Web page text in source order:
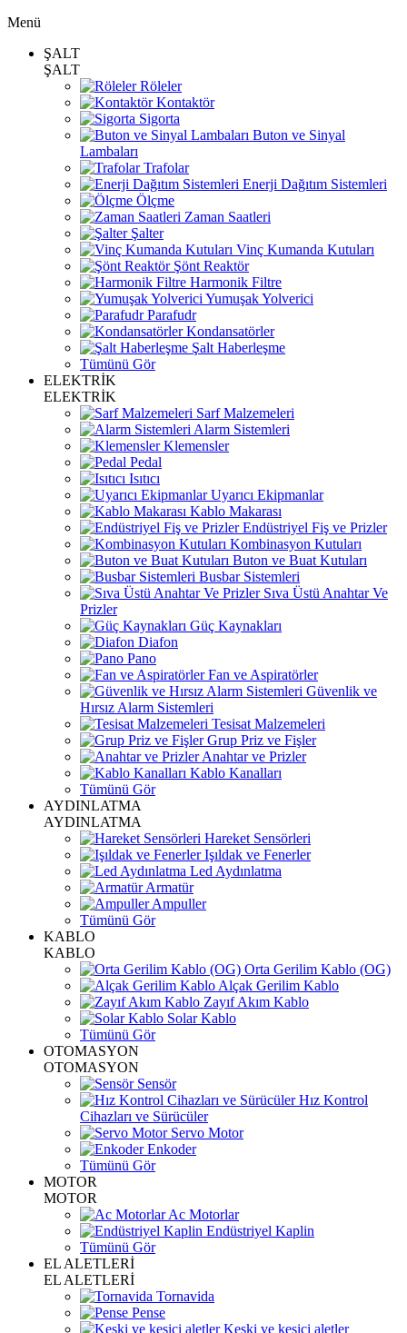
Menü
ŞALT
ŞALT
Röleler
Kontaktör
Sigorta
Buton ve Sinyal
Lambaları
Trafolar
Enerji Dağıtım Sistemleri
Ölçme
Zaman Saatleri
Şalter
Vinç Kumanda Kutuları
Şönt Reaktör
Harmonik Filtre
Yumuşak Yolverici
Parafudr
Kondansatörler
Şalt Haberleşme
Tümünü Gör
ELEKTRİK
ELEKTRİK
Sarf Malzemeleri
Alarm Sistemleri
Klemensler
Pedal
Isıtıcı
Uyarıcı Ekipmanlar
Kablo Makarası
Endüstriyel Fiş ve Prizler
Kombinasyon Kutuları
Buton ve Buat Kutuları
Busbar Sistemleri
Sıva Üstü Anahtar Ve
Prizler
Güç Kaynakları
Diafon
Pano
Fan ve Aspiratörler
Güvenlik ve
Hırsız Alarm Sistemleri
Tesisat Malzemeleri
Grup Priz ve Fişler
Anahtar ve Prizler
Kablo Kanalları
Tümünü Gör
AYDINLATMA
AYDINLATMA
Hareket Sensörleri
Işıldak ve Fenerler
Led Aydınlatma
Armatür
Ampuller
Tümünü Gör
KABLO
KABLO
Orta Gerilim Kablo (OG)
Alçak Gerilim Kablo
Zayıf Akım Kablo
Solar Kablo
Tümünü Gör
OTOMASYON
OTOMASYON
Sensör
Hız Kontrol
Cihazları ve Sürücüler
Servo Motor
Enkoder
Tümünü Gör
MOTOR
MOTOR
Ac Motorlar
Endüstriyel Kaplin
Tümünü Gör
EL ALETLERİ
EL ALETLERİ
Tornavida
Pense
Keski ve kesici aletler